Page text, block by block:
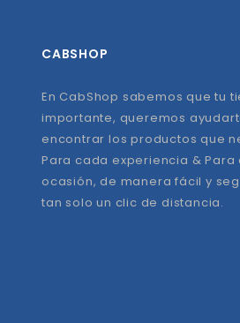
CABSHOP
En CabShop sabemos que tu
importante, queremos
encontrar los productos que
Para cada experiencia & Para
ocasión, de manera fácil y
tan solo un clic de distancia.